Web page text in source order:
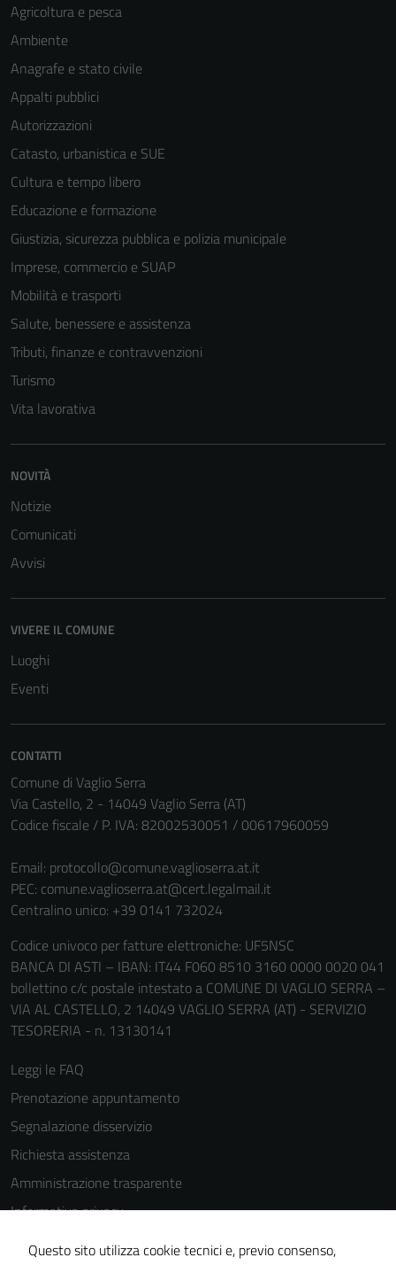
Agricoltura e pesca
Ambiente
Anagrafe e stato civile
Appalti pubblici
Autorizzazioni
Catasto, urbanistica e SUE
Cultura e tempo libero
Educazione e formazione
Giustizia, sicurezza pubblica e polizia municipale
Imprese, commercio e SUAP
Mobilità e trasporti
Salute, benessere e assistenza
Tributi, finanze e contravvenzioni
Turismo
Vita lavorativa
NOVITÀ
Notizie
Comunicati
Avvisi
VIVERE IL COMUNE
Luoghi
Eventi
CONTATTI
Comune di Vaglio Serra
Via Castello, 2 - 14049 Vaglio Serra (AT)
Codice fiscale / P. IVA: 82002530051 / 00617960059
Email: protocollo@comune.vaglioserra.at.it
PEC: comune.vaglioserra.at@cert.legalmail.it
Centralino unico: +39 0141 732024
Codice univoco per fatture elettroniche: UF5NSC
BANCA DI ASTI – IBAN: IT44 F060 8510 3160 0000 0020 041
bollettino c/c postale intestato a COMUNE DI VAGLIO SERRA –
VIA AL CASTELLO, 2 14049 VAGLIO SERRA (AT) - SERVIZIO
TESORERIA - n. 13130141
Leggi le FAQ
Prenotazione appuntamento
Segnalazione disservizio
Richiesta assistenza
Amministrazione trasparente
Informativa privacy
Cookie Policy
Questo sito utilizza cookie tecnici e, previo consenso,
Tecnici
Questi cookie
informazioni